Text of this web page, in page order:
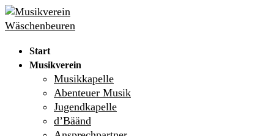
Skip
to
Menu
Close
Start
Musikverein
Musikkapelle
Abenteuer Musik
Jugendkapelle
d’Bäänd